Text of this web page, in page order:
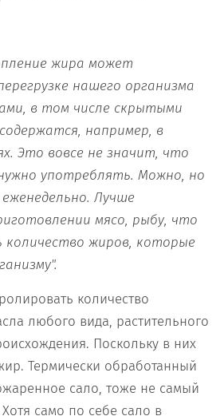
жира может
нашего организма
в том числе скрытыми
например, в
Это вовсе не значит, что
употреблять. Можно, но
Лучше
мясо, рыбу, что
количество жиров, которые
количество
любого вида, растительного
Поскольку в них
Термически обработанный
сало, тоже не самый
само по себе сало в